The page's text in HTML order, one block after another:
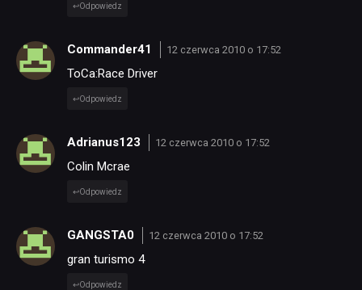
Odpowiedz
Commander41 12 czerwca 2010 o 17:52
ToCa:Race Driver
Odpowiedz
Adrianus123 12 czerwca 2010 o 17:52
Colin Mcrae
Odpowiedz
GANGSTA0 12 czerwca 2010 o 17:52
gran turismo 4
Odpowiedz